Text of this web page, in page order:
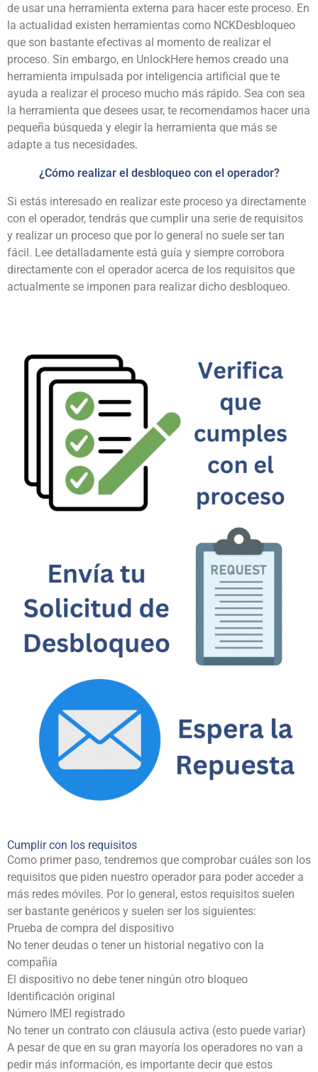
de usar una herramienta externa para hacer este proceso. En
la actualidad existen herramientas como NCKDesbloqueo
que son bastante efectivas al momento de realizar el
proceso. Sin embargo, en UnlockHere hemos creado una
herramienta impulsada por inteligencia artificial que te
ayuda a realizar el proceso mucho más rápido. Sea con sea
la herramienta que desees usar, te recomendamos hacer una
pequeña búsqueda y elegir la herramienta que más se
adapte a tus necesidades.
¿Cómo realizar el desbloqueo con el operador?
Si estás interesado en realizar este proceso ya directamente
con el operador, tendrás que cumplir una serie de requisitos
y realizar un proceso que por lo general no suele ser tan
fácil. Lee detalladamente está guía y siempre corrobora
directamente con el operador acerca de los requisitos que
actualmente se imponen para realizar dicho desbloqueo.
Cumplir con los requisitos
Como primer paso, tendremos que comprobar cuáles son los
requisitos que piden nuestro operador para poder acceder a
más redes móviles. Por lo general, estos requisitos suelen
ser bastante genéricos y suelen ser los siguientes:
Prueba de compra del dispositivo
No tener deudas o tener un historial negativo con la
compañía
El dispositivo no debe tener ningún otro bloqueo
Identificación original
Número IME I registrado
No tener un contrato con cláusula activa (esto puede variar)
A pesar de que en su gran mayoría los operadores no van a
pedir más información, es importante decir que estos